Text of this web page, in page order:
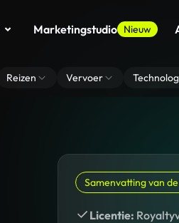
Marketingstudio Nieuw
Reizen Vervoer
Samenvatting van
Licentie: